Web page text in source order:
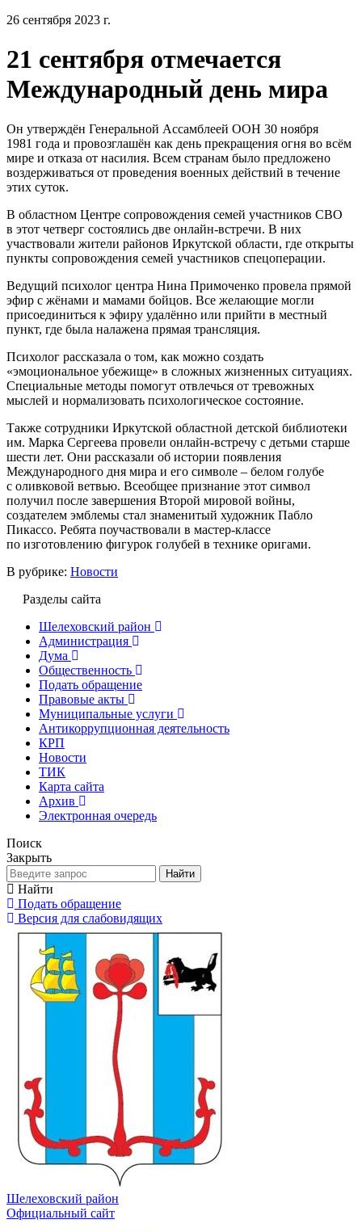
26 сентября 2023 г.
21 сентября отмечается
Международный день мира
Он утверждён Генеральной Ассамблеей ООН 30 ноября
1981 года и провозглашён как день прекращения огня во всём
мире и отказа от насилия. Всем странам было предложено
воздерживаться от проведения военных действий в течение
этих суток.
В областном Центре сопровождения семей участников СВО
в этот четверг состоялись две онлайн-встречи. В них
участвовали жители районов Иркутской области, где открыты
пункты сопровождения семей участников спецоперации.
Ведущий психолог центра Нина Примоченко провела прямой
эфир с жёнами и мамами бойцов. Все желающие могли
присоединиться к эфиру удалённо или прийти в местный
пункт, где была налажена прямая трансляция.
Психолог рассказала о том, как можно создать
«эмоциональное убежище» в сложных жизненных ситуациях.
Специальные методы помогут отвлечься от тревожных
мыслей и нормализовать психологическое состояние.
Также сотрудники Иркутской областной детской библиотеки
им. Марка Сергеева провели онлайн-встречу с детьми старше
шести лет. Они рассказали об истории появления
Международного дня мира и его символе – белом голубе
с оливковой ветвью. Всеобщее признание этот символ
получил после завершения Второй мировой войны,
создателем эмблемы стал знаменитый художник Пабло
Пикассо. Ребята поучаствовали в мастер-классе
по изготовлению фигурок голубей в технике оригами.
В рубрике: Новости
Разделы сайта
Шелеховский район
Администрация
Дума
Общественность
Подать обращение
Правовые акты
Муниципальные услуги
Антикоррупционная деятельность
КРП
Новости
ТИК
Карта сайта
Архив
Электронная очередь
Поиск
Закрыть
Найти
Найти
Подать обращение
Версия для слабовидящих
Шелеховский район
Официальный сайт